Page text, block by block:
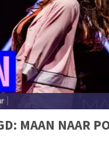
MAAN NAAR